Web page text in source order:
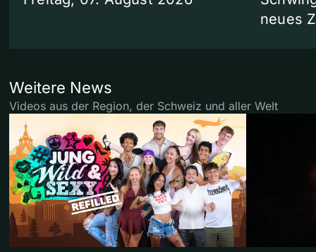
neues
Weitere News
Videos aus der Region, der Schweiz und aller Welt